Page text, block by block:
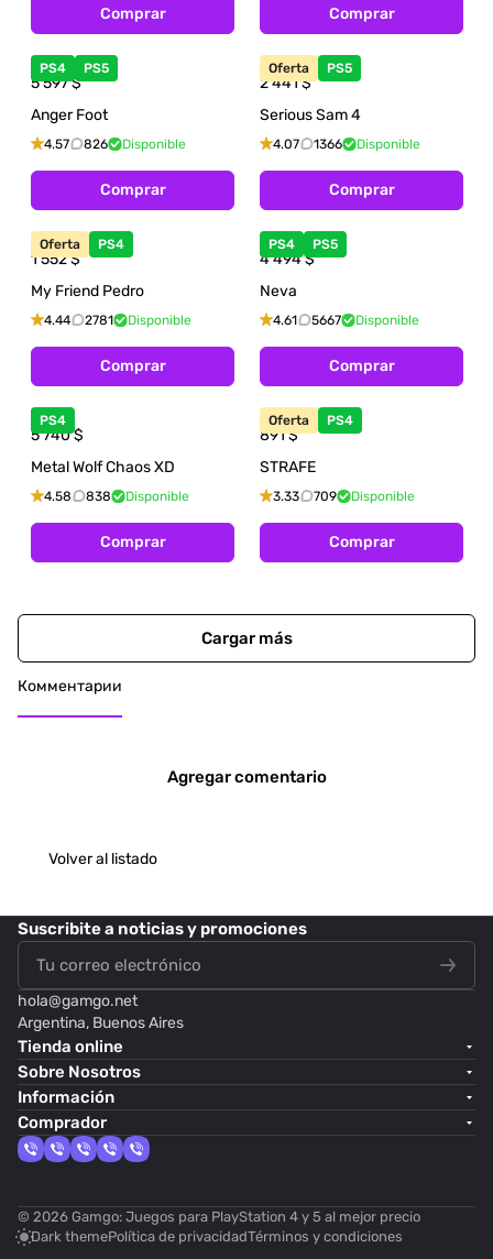
Comprar Comprar
PS4 PS5
5 597$
Anger Foot
4.57 826 Disponible
Comprar
Oferta PS5
2 441$
Serious Sam 4
4.07 1366 Disponible
Comprar
Oferta PS4
1 552$
My Friend Pedro
4.44 2781 Disponible
Comprar
PS4 PS5
4 494$
Neva
4.61 5667 Disponible
Comprar
PS4
5 740$
Metal Wolf Chaos XD
4.58 838 Disponible
Comprar
Oferta PS4
891$
STRAFE
3.33 709 Disponible
Comprar
Cargar más
Комментарии
Agregar comentario
Volver al listado
Suscribitea noticias y promociones
hola@gamgo.net
Argentina, Buenos Aires
Tienda online
Sobre Nosotros
Información
Comprador
© 2026 Gamgo: Juegos para PlayStation 4 y 5 al mejor precio
Dark themePolítica de privacidadTérminos y condiciones